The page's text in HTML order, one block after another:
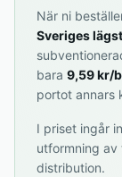
När ni
Sveriges
bara 9,59 kr/
portot annars
I priset ingår
utformning
distribution.